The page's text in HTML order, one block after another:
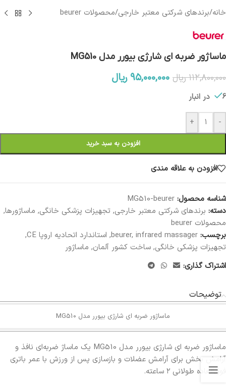
خانه/برندهای شرکتی معتبر خارجی/محصولات beurer
ماساژور ضربه ای شارژی بیورر مدل MG510
۱۱۲,۸۰۰,۰۰۰ریال ۹۵,۰۰۰,۰۰۰ ریال
6 در انبار
-
+
افزودن به سبد خرید
افزودن به علاقه مندی
شناسه محصول: MG510-beurer
دسته: برندهای شرکتی معتبر خارجی, تجهیزات پزشکی خانگی, ماساژورها,
محصولات beurer
برچسب:
beurer, infrared massager
, استاندارد اتحادیه اروپا CE
,
تجهیزات پزشکی خانگی, ساخت کشور آلمان, ماساژور
اشتراک گذاری:
توضیحات
ماساژور ضربه ای شارژی بیورر مدل MG510
ماساژور ضربه ای شارژی بیورر مدل MG510 یک ماساژ ضربه‌ای نافذ و
آرامش‌ بخش برای آرامش عضلات و بازسازی پس از ورزش با عمر باتری
فوق‌العاده طولانی ۲ ساعته.